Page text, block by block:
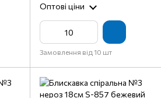
Оптові ціни
Замовлення від 10 шт